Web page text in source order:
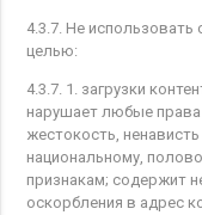
4.3.7. Не использовать
целью:
4.3.7. 1. загрузки
нарушает любые права
жестокость,
национальному,
признакам; содержит
оскорбления в адрес